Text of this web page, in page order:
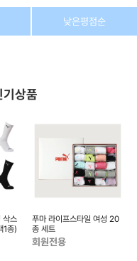
을로64, 1235호
낮은평점순
기상품
삭스
1종)
푸마 라이프스타일 여성 20
종 세트
회원전용